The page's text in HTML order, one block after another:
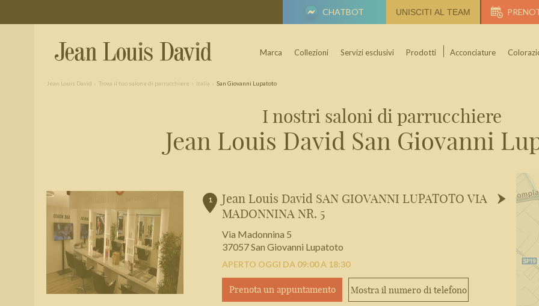
CHATBOT UNISCITI AL TEAM
Marca Collezioni Servizi esclusivi Prodotti Acconciature
Filtri avanzati Italia
Jean Louis David Trova il tuo salone di parrucchiere Italia San Giovanni Lupatoto
I nostri saloni di parrucchiere
Jean Louis David San Giovanni
1
Jean Louis David SAN GIOVANNI LUPATOTO VIA
MADONNINA NR. 5
Via Madonnina 5
37057 San Giovanni Lupatoto
APERTO OGGI DA 09:00 A 18:30
Prenota un appuntamento Mostra il numero di telefono